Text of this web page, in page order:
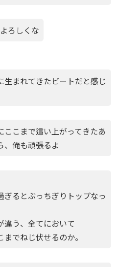
ろしくな
生まれてきたビートだと感じ
ここまで這い上がってきたあ
、俺も頑張るよ
ぎるとぶっちぎりトップなっ
違う、全てにおいて
までねじ伏せるのか。